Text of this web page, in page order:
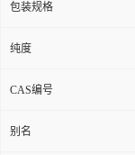
包装规格
纯度
CAS编号
别名